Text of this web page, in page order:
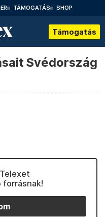
TÁMOGATÁS SHOP
Támogatás
Svédország
forrásnak!